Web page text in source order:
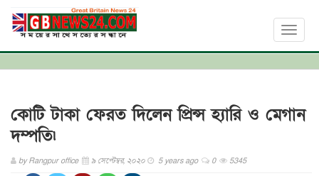
Toggle
কোটি টাকা ফেরত দিলেন প্রিন্স হ্যারি ও মেগান
দম্পতি৷
byRangpur office ৯ সেপ্টেম্বর, ২০২০ 5 years ago 0 5345